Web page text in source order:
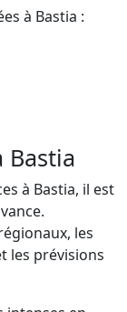
à Bastia :
Bastia
à Bastia, il est
les
les prévisions